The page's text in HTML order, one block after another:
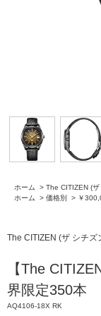
ホーム > The CITIZEN (ザ
ホーム
> 価格別 > ￥
The CITIZEN (ザ シチズ
【The
界限定350本
AQ4106-18X RK